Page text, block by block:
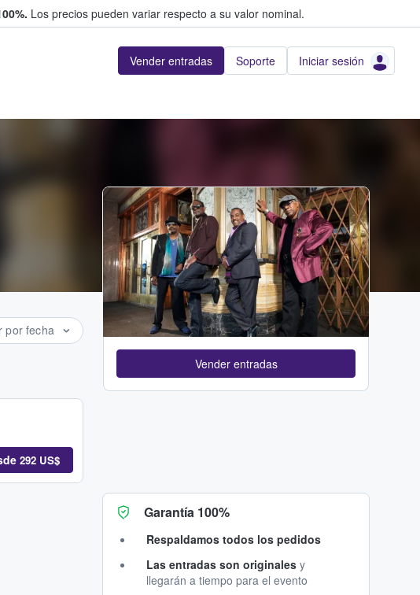
Los precios pueden variar respecto a su valor nominal.
Vender entradas Soporte Iniciar sesión
por fecha
292 US$
Vender entradas
Garantía 100%
Respaldamos todos los pedidos
Las entradas son originales y
llegarán a tiempo para el evento